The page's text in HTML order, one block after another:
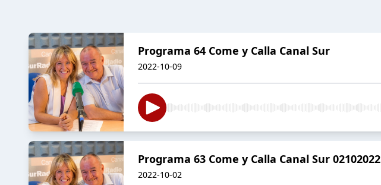
Programa 64 Come y Calla Canal Sur
2022-10-09
Programa 63 Come y Calla Canal Sur 02102022
2022-10-02